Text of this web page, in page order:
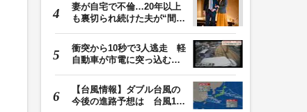
妻が自宅で不倫…20年以上
も裏切られ続けた夫が“間
衝突から10秒で3人逃走 軽
自動車が市電に突っ込む一
【台風情報】ダブル台風の
今後の進路予想は 台風13